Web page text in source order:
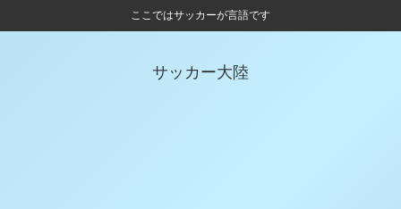
ここではサッカーが言語です
サッカー大陸